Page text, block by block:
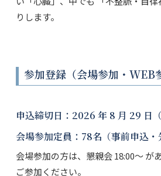
りします。
参加登録（会場参加・WEB
申込締切日：2026 年 8 月 29 日（
会場参加定員：78名（事前申込・
会場参加の方は、懇親会 18:00〜 が
ご参加ください。